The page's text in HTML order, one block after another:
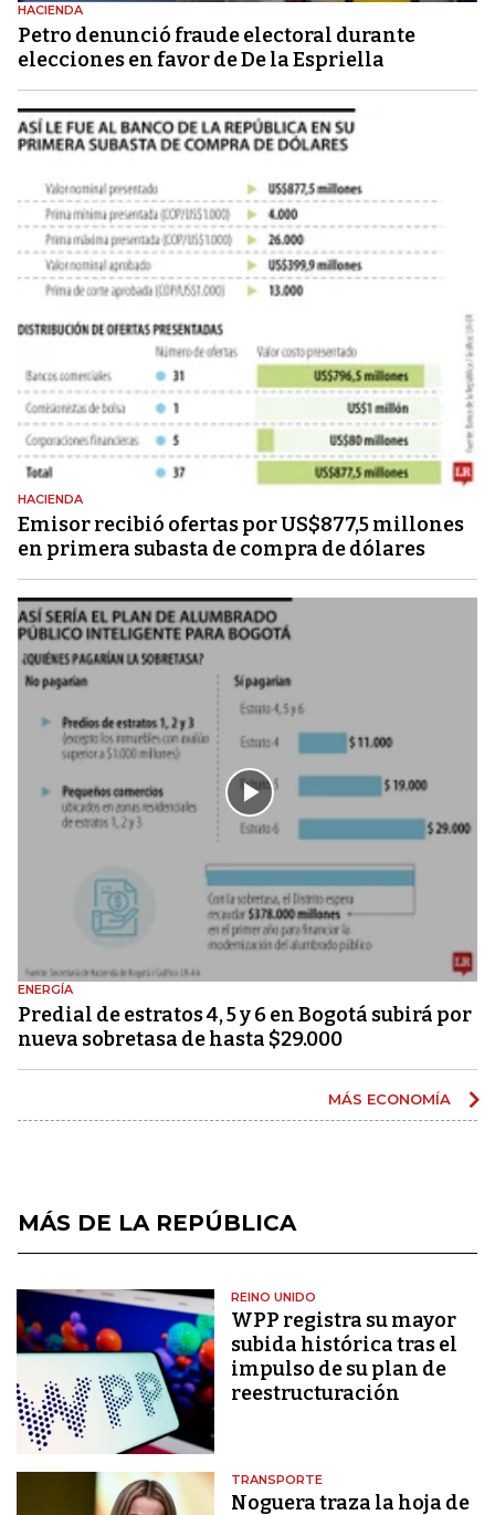
HACIENDA
Petro denunció fraude electoral durante
elecciones en favor de De la Espriella
HACIENDA
Emisor recibió ofertas por US$877,5 millones
en primera subasta de compra de dólares
ENERGÍA
Predial de estratos 4, 5 y 6 en Bogotá subirá por
nueva sobretasa de hasta $29.000
MÁS ECONOMÍA
MÁS DE LA REPÚBLICA
REINO UNIDO
WPP registra su mayor
subida histórica tras el
impulso de su plan de
reestructuración
TRANSPORTE
Noguera traza la hoja de